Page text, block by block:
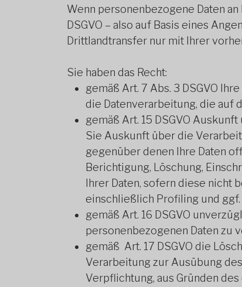
Wenn personenbezogene Daten
DSGVO – also auf Basis eines
Drittlandtransfer nur mit Ihrer
Sie haben das Recht:
gemäß Art. 7 Abs. 3 DSGVO
die Datenverarbeitung, die auf
gemäß Art. 15 DSGVO
Sie Auskunft über die
gegenüber denen Ihre Daten
Berichtigung, Löschung,
Ihrer Daten, sofern diese
einschließlich Profiling und
gemäß Art. 16 DSGVO
personenbezogenen Daten zu
gemäß Art. 17 DSGVO die
Verarbeitung zur Ausübung
Verpflichtung, aus Gründen